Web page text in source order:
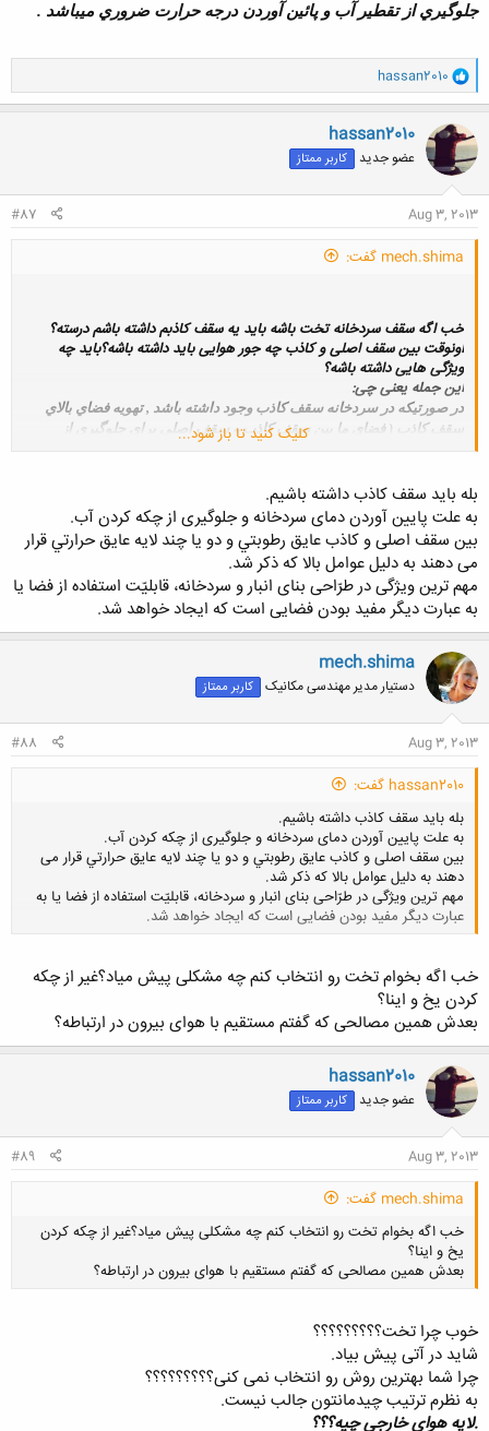
جلوگيري از تقطير آب و پائين آوردن درجه حرارت ضروري مي‏باشد .
و
ا
ک
ن
ش
ا
hassan2010
hassan2010
عضو جدید کاربر ممتاز
Aug 3, 2013
#87
mech.shima گفت:
خب اگه سقف سردخانه تخت باشه باید یه سقف کاذبم داشته باشم درسته؟
اونوقت بین سقف اصلی و کاذب چه جور هوایی باید داشته باشه؟باید چه
ویژگی هایی داشته باشه؟
این جمله یعنی چی:
در صورتيكه در سردخانه سقف كاذب وجود داشته باشد , تهويه فضاي بالاي
سقف كاذب ( فضاي ما بين سقف كاذب و سقف اصلي براي جلوگيري از
کلیک کنید تا باز شود...
بله باید سقف کاذب داشته باشیم.
به علت پایین آوردن دمای سردخانه و جلوگیری از چکه کردن آب.
بین سقف اصلی و کاذب عايق رطوبتي و دو يا چند لايه عايق حرارتي قرار
می دهند به دلیل عوامل بالا که ذکر شد.
مهم ترين ويژگى در طرّاحى بناى انبار و سردخانه، قابليّت استفاده از فضا يا
به عبارت ديگر مفيد بودن فضايى است که ايجاد خواهد شد.
mech.shima
دستیار مدیر مهندسی مکانیک کاربر ممتاز
Aug 3, 2013
#88
hassan2010 گفت:
بله باید سقف کاذب داشته باشیم.
به علت پایین آوردن دمای سردخانه و جلوگیری از چکه کردن آب.
بین سقف اصلی و کاذب عايق رطوبتي و دو يا چند لايه عايق حرارتي قرار می
دهند به دلیل عوامل بالا که ذکر شد.
مهم ترين ويژگى در طرّاحى بناى انبار و سردخانه، قابليّت استفاده از فضا يا به
عبارت ديگر مفيد بودن فضايى است که ايجاد خواهد شد.
خب اگه بخوام تخت رو انتخاب کنم چه مشکلی پیش میاد؟غیر از چکه
کردن یخ و اینا؟
بعدش همین مصالحی که گفتم مستقیم با هوای بیرون در ارتباطه؟
hassan2010
عضو جدید کاربر ممتاز
Aug 3, 2013
#89
mech.shima گفت:
خب اگه بخوام تخت رو انتخاب کنم چه مشکلی پیش میاد؟غیر از چکه کردن
یخ و اینا؟
بعدش همین مصالحی که گفتم مستقیم با هوای بیرون در ارتباطه؟
کلیک کنید تا باز شود...
خوب چرا تخت؟؟؟؟؟؟؟؟؟
شاید در آتی پیش بیاد.
چرا شما بهترین روش رو انتخاب نمی کنی؟؟؟؟؟؟؟؟؟
به نظرم ترتیب چیدمانتون جالب نیست.
.لایه هوای خارجی چیه؟؟؟